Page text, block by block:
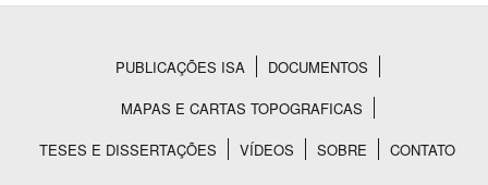
Rodapé
PUBLICAÇÕES ISA
DOCUMENTOS
MAPAS E CARTAS TOPOGRAFICAS
TESES E DISSERTAÇÕES
VÍDEOS SOBRE CONTATO